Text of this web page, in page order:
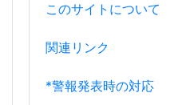
このサイトについて
関連リンク
*警報発表時の対応